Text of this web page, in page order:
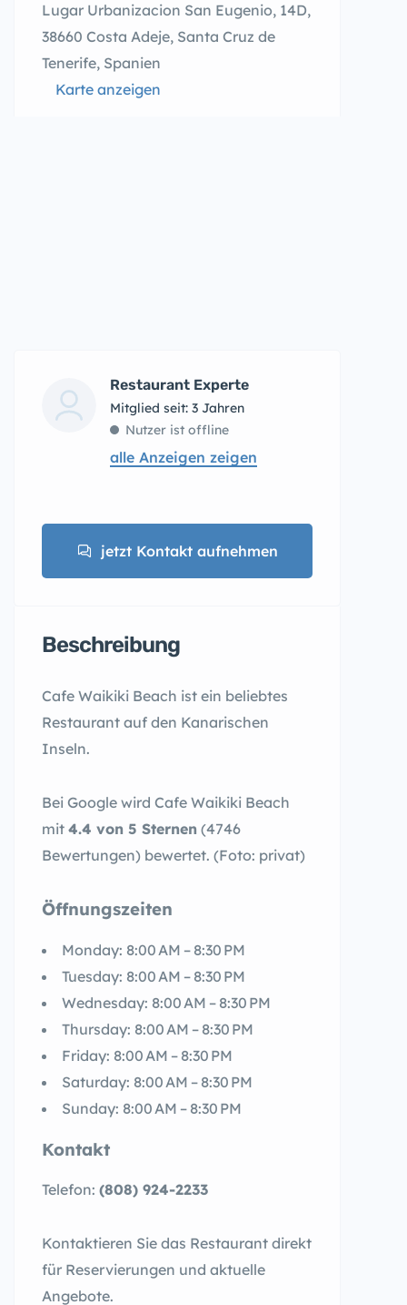
Lugar Urbanizacion San Eugenio, 14D,
38660 Costa Adeje, Santa Cruz de
Tenerife, Spanien
Karte anzeigen
Restaurant Experte
Mitglied seit: 3 Jahren
Nutzer ist offline
alle Anzeigen zeigen
jetzt Kontakt aufnehmen
Beschreibung
Cafe Waikiki Beach ist ein beliebtes
Restaurant auf den Kanarischen
Inseln.
Bei Google wird Cafe Waikiki Beach
mit 4.4 von 5 Sternen (4746
Bewertungen) bewertet. (Foto: privat)
Öffnungszeiten
Monday: 8:00 AM – 8:30 PM
Tuesday: 8:00 AM – 8:30 PM
Wednesday: 8:00 AM – 8:30 PM
Thursday: 8:00 AM – 8:30 PM
Friday: 8:00 AM – 8:30 PM
Saturday: 8:00 AM – 8:30 PM
Sunday: 8:00 AM – 8:30 PM
Kontakt
Telefon: (808) 924-2233
Kontaktieren Sie das Restaurant direkt
für Reservierungen und aktuelle
Angebote.